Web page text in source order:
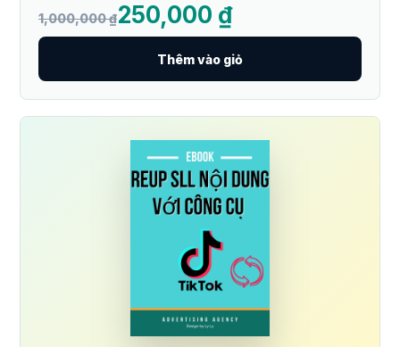
1,000,000 ₫250,000 ₫
Thêm vào giỏ